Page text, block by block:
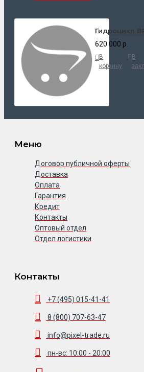
Гидроцикл
620 000 р.
В
корзину
В
Меню
Договор публичной оферты
Доставка
Оплата
Гарантия
Кредит
Контакты
Оптовый отдел
Отдел логистики
Контакты
+7 (495) 015-41-41
8 (800) 707-63-47
info@pixel-trade.ru
пн-вс: 10:00 - 20:00